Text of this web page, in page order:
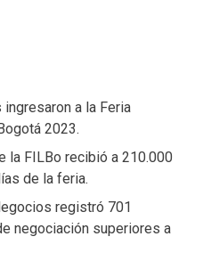
a la Feria
2023.
la FILBo recibió a 210.000
de la feria.
registró 701
negociación superiores a